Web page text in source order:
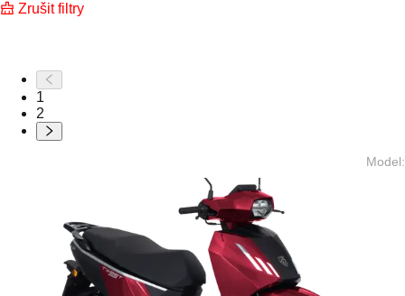
Zrušit filtry
1
2
Model: